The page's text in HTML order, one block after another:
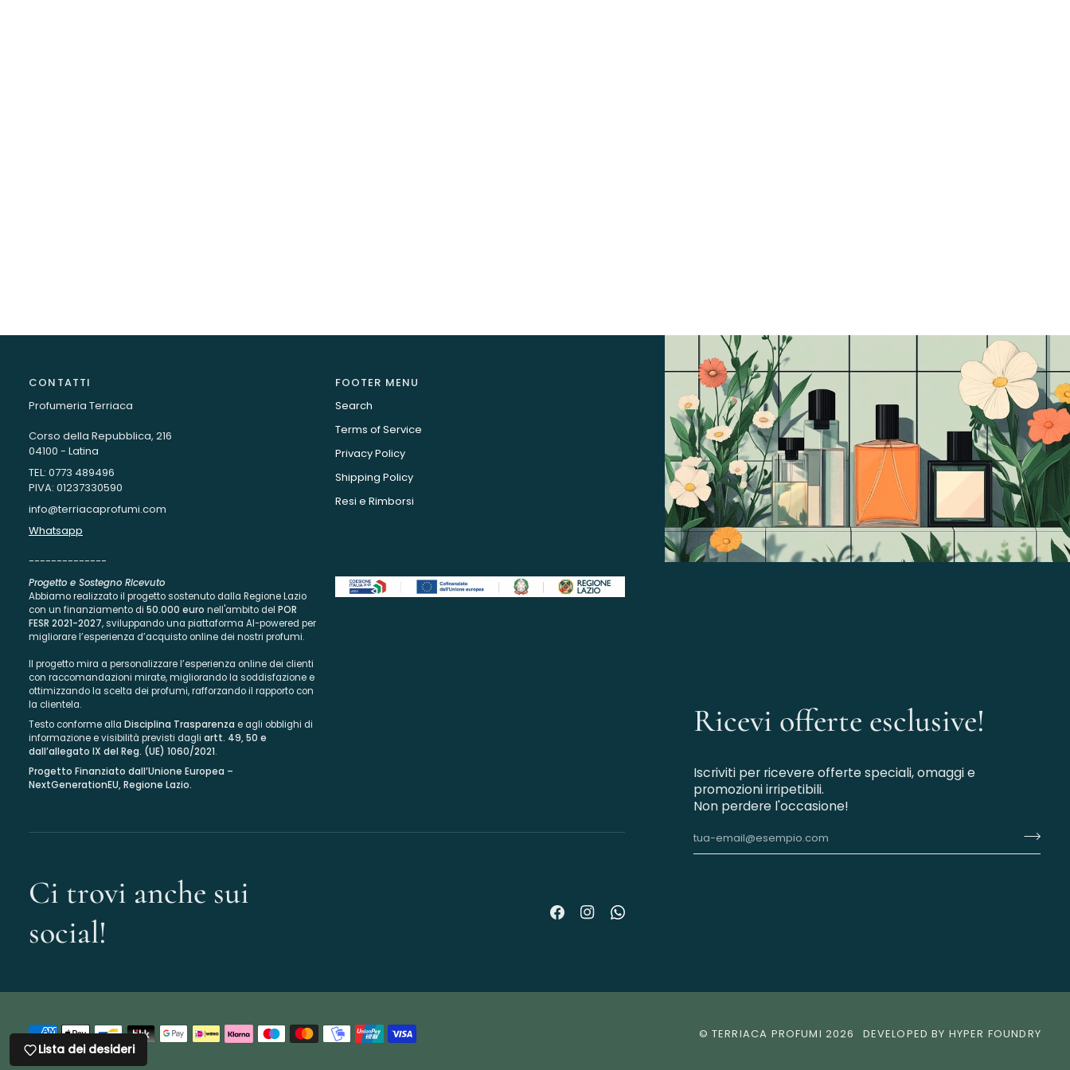
Ricevi offerte esclusive!
Iscriviti per ricevere offerte speciali, omaggi e
promozioni irripetibili.
Non perdere l'occasione!
CONTATTI
Profumeria Terriaca
Corso della Repubblica, 216
04100 - Latina
TEL: 0773 489496
PIVA: 01237330590
info@terriacaprofumi.com
Whatsapp
--------------
FOOTER MENU
Search
Terms of Service
Privacy Policy
Shipping Policy
Resi e Rimborsi
Progetto e Sostegno Ricevuto
Abbiamo realizzato il progetto sostenuto dalla Regione Lazio
con un finanziamento di 50.000 euro nell'ambito del POR
FESR 2021-2027, sviluppando una piattaforma AI-powered per
migliorare l’esperienza d’acquisto online dei nostri profumi.
Il progetto mira a personalizzare l’esperienza online dei clienti
con raccomandazioni mirate, migliorando la soddisfazione e
ottimizzando la scelta dei profumi, rafforzando il rapporto con
la clientela.
Testo conforme alla Disciplina Trasparenza e agli obblighi di
informazione e visibilità previsti dagli artt. 49, 50 e
dall’allegato IX del Reg. (UE) 1060/2021.
Progetto Finanziato dall’Unione Europea –
NextGenerationEU, Regione Lazio.
Ci trovi anche sui
social!
© TERRIACA PROFUMI 2026 DEVELOPED BY HYPER FOUNDRY
Lista dei desideri